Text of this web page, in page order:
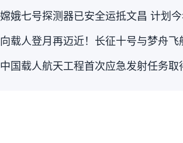
嫦娥七号探测器已安全运抵文昌 计划
向载人登月再迈近！长征十号与梦舟飞
中国载人航天工程首次应急发射任务取